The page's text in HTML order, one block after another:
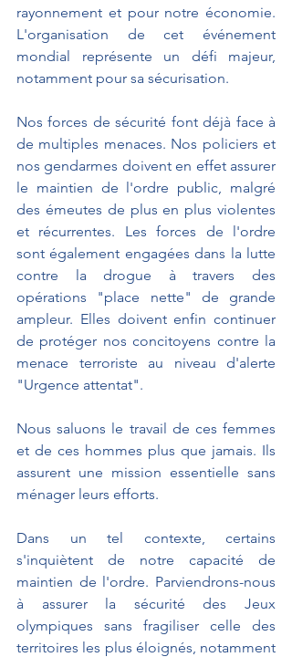
rayonnement et pour notre économie.
L'organisation de cet événement
mondial représente un défi majeur,
notamment pour sa sécurisation.
Nos forces de sécurité font déjà face à
de multiples menaces. Nos policiers et
nos gendarmes doivent en effet assurer
le maintien de l'ordre public, malgré
des émeutes de plus en plus violentes
et récurrentes. Les forces de l'ordre
sont également engagées dans la lutte
contre la drogue à travers des
opérations "place nette" de grande
ampleur. Elles doivent enfin continuer
de protéger nos concitoyens contre la
menace terroriste au niveau d'alerte
"Urgence attentat".
Nous saluons le travail de ces femmes
et de ces hommes plus que jamais. Ils
assurent une mission essentielle sans
ménager leurs efforts.
Dans un tel contexte, certains
s'inquiètent de notre capacité de
maintien de l'ordre. Parviendrons-nous
à assurer la sécurité des Jeux
olympiques sans fragiliser celle des
territoires les plus éloignés, notamment